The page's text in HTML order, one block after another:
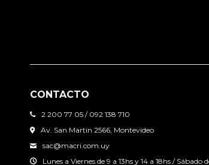
CONTACTO
2 200 77 05 / 092 138 710
Av. San Martin 2566, Montevideo
sac@macri.com.uy
Lunes a Viernes de 9 a 13hs y 14 a 18hs / Sábado